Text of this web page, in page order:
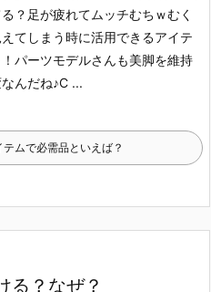
？ 足が疲れてムッチむちｗむく
てしまう時に活用できるアイテ
パーツモデルさんも美脚を維持
んだね♪C ...
テムで必需品といえば？
る？なぜ？